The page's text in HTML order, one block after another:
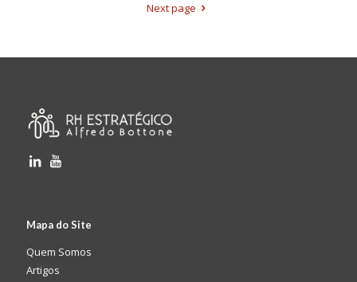
Next page
Mapa do Site
Quem Somos
Artigos